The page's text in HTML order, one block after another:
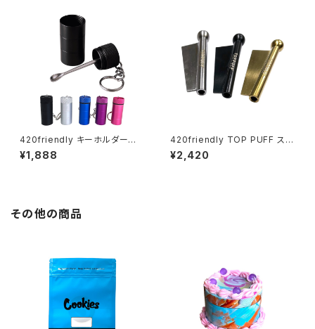
420friendly キーホルダー型
アルミ製伸縮スプーン
¥1,888
420friendly TOP PUFF スニ
ッフィング チューブ・ヘラ付き
¥2,420
その他の商品